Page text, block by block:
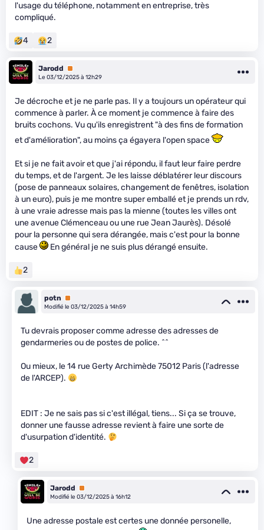
l'usage du téléphone, notamment en entreprise, très
compliqué.
4 2
Jarodd
Premium
Le 03/12/2025 à 12h29
Je décroche et je ne parle pas. Il y a toujours un opérateur qui
commence à parler. À ce moment je commence à faire des
bruits cochons. Vu qu'ils enregistrent "à des fins de formation
et d'amélioration", au moins ça égayera l'open space
Et si je ne fait avoir et que j'ai répondu, il faut leur faire perdre
du temps, et de l'argent. Je les laisse déblatérer leur discours
(pose de panneaux solaires, changement de fenêtres, isolation
à un euro), puis je me montre super emballé et je prends un rdv,
à une vraie adresse mais pas la mienne (toutes les villes ont
une avenue Clémenceau ou une rue Jean Jaurès). Désolé
pour la personne qui sera dérangée, mais c'est pour la bonne
cause
En général je ne suis plus dérangé ensuite.
2
potn
Premium
Modifié le 03/12/2025 à 14h59
Tu devrais proposer comme adresse des adresses de
gendarmeries ou de postes de police. ^^
Ou mieux, le 14 rue Gerty Archimède 75012 Paris (l'adresse
de l'ARCEP).
EDIT : Je ne sais pas si c'est illégal, tiens... Si ça se trouve,
donner une fausse adresse revient à faire une sorte de
d'usurpation d'identité.
2
Jarodd
Premium
Modifié le 03/12/2025 à 16h12
Une adresse postale est certes une donnée personelle,